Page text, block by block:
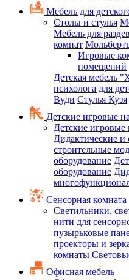
Мебель для
Столы и стулья
Мебель для
комнат
Игровые
помещений
Детская мебель
психолога для
Вуди Стулья Кузя
Детские игровые
Детские игровые
Дидактические
строительные
оборудование
оборудование
Сенсорная комната
Светильники,
нити для
пузырьковые
проекторы и
комнаты
Офисная мебель